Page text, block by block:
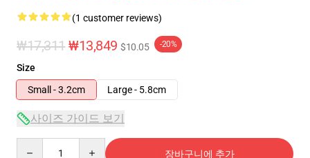
(1 customer reviews)
₩17,311 ₩13,849 $10.05 -20%
Size
Small - 3.2cm
Large - 5.8cm
사이즈 가이드 보기
장바구니에 추가